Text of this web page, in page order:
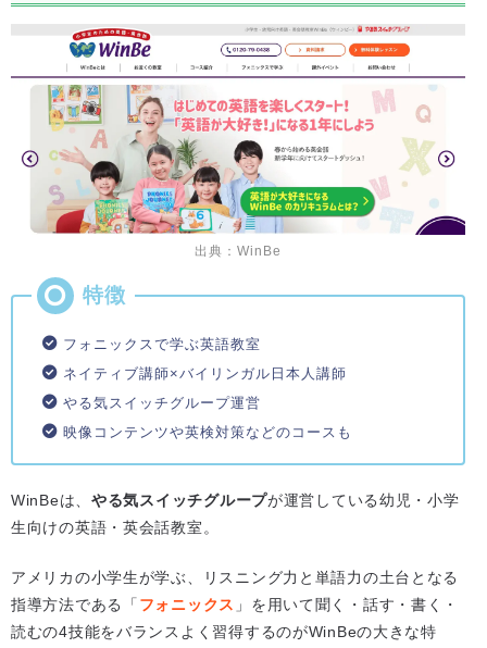
出典：WinBe
フォニックスで学ぶ英語教室
ネイティブ講師×バイリンガル日本人講師
やる気スイッチグループ運営
映像コンテンツや英検対策などのコースも
WinBeは、やる気スイッチグループが運営している幼児・小学
生向けの英語・英会話教室。
アメリカの小学生が学ぶ、リスニング力と単語力の土台となる
指導方法である「 フォニックス 」を用いて聞く・話す・書く・
読むの4技能をバランスよく習得するのがWinBeの大きな特